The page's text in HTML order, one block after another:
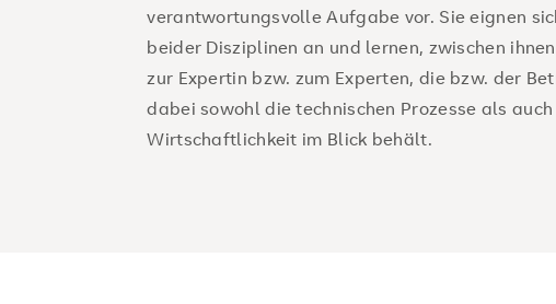
Technischer Vertrieb
: Bringen Sie Kunden
langfristig zusammen.
Qualität und Führung: Nutzen Sie
Kompetenzen in Unternehmensführung zur
verantwortungsvolle Aufgabe vor. Sie eignen
beider Disziplinen an und lernen, zwischen
zur Expertin bzw. zum Experten, die bzw. der
dabei sowohl die technischen Prozesse als
Wirtschaftlichkeit im Blick behält.